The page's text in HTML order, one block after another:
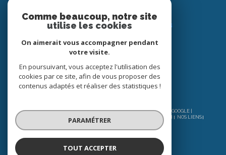
© 2026 | TOUS DROITS RÉSERVÉS | TRADUCTION POWERED BY GOOGLE |
PLAN DU SITE MENTIONS LÉGALES ADMIN
NOS LIENS
POLITIQUE RGPD
Comme beaucoup, notre site
utilise les cookies
On aimerait vous accompagner pendant
votre visite.
En poursuivant, vous acceptez l'utilisation des
cookies par ce site, afin de vous proposer des
contenus adaptés et réaliser des statistiques !
PARAMÉTRER
TOUT ACCEPTER